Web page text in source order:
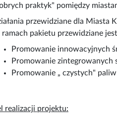
praktyk" pomiędzy
przewidziane dla Miasta
pakietu przewidziane
Promowanie innowacyjnych
Promowanie zintegrowanych
Promowanie „ czystych"
realizacji projektu: